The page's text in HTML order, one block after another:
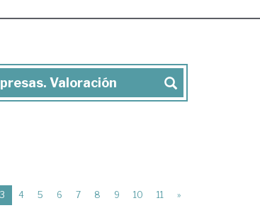
Valoración
3 (current)
4 5 6 7 8 9 10 11 »